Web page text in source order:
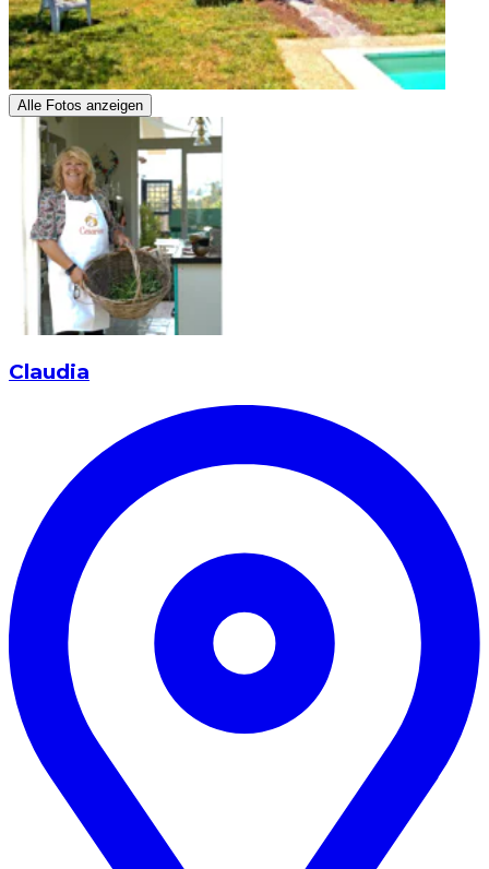
Alle Fotos anzeigen
Claudia